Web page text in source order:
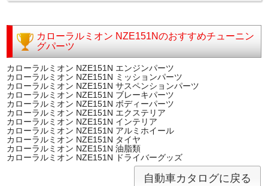
カローラルミオン NZE151Nのおすすめチューニン
グパーツ
カローラルミオン NZE151N エンジンパーツ
カローラルミオン NZE151N ミッションパーツ
カローラルミオン NZE151N サスペンションパーツ
カローラルミオン NZE151N ブレーキパーツ
カローラルミオン NZE151N ボディーパーツ
カローラルミオン NZE151N エクステリア
カローラルミオン NZE151N インテリア
カローラルミオン NZE151N アルミホイール
カローラルミオン NZE151N タイヤ
カローラルミオン NZE151N 油脂類
カローラルミオン NZE151N ドライバーグッズ
自動車カタログに戻る